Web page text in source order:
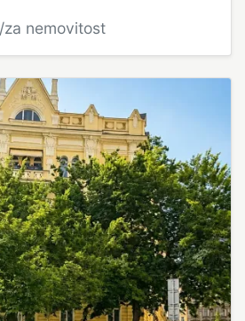
/za nemovitost